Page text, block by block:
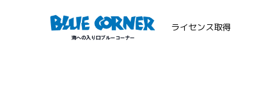
ライセンス取得